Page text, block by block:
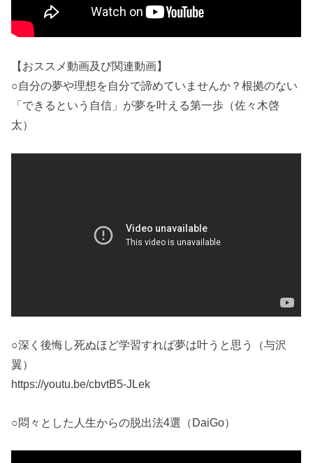
【おススメ動画及び関連動画】
○自分の夢や理想を自分で諦めていませんか？根拠のない
「できるという自信」が夢を叶える第一歩（佐々木啓
太）
○深く後悔し死ぬほど学習すれば夢は叶うと思う（与沢
翼）
https://youtu.be/cbvtB5-JLek
○悶々とした人生からの脱出法4選（DaiGo）